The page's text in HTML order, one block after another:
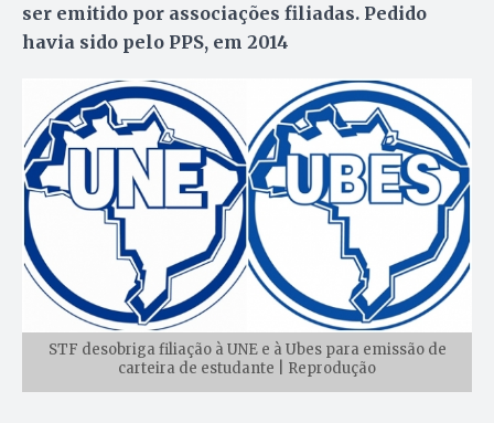
ser emitido por associações filiadas. Pedido
havia sido pelo PPS, em 2014
STF desobriga filiação à UNE e à Ubes para emissão de
carteira de estudante | Reprodução